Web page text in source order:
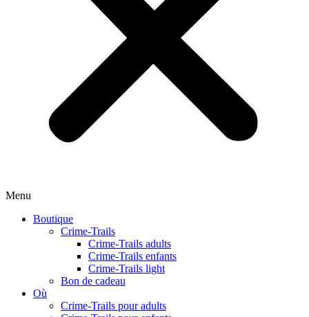
Menu
Boutique
Crime-Trails
Crime-Trails adults
Crime-Trails enfants
Crime-Trails light
Bon de cadeau
Où
Crime-Trails pour adults